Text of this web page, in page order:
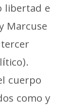
e
Marcuse
cuerpo
como y